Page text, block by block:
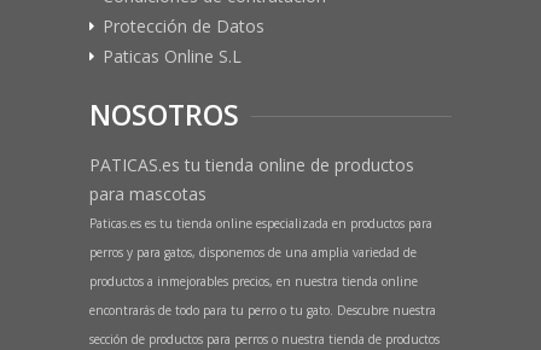
Protección de Datos
Paticas Online S.L
NOSOTROS
PATICAS.es tu tienda online de productos
para mascotas
Paticas.es es tu tienda online especializada en productos para
perros y para gatos, disponemos de una amplia variedad de
productos a inmejorables precios, en nuestra tienda online
encontrarás de todo para tu perro o tu gato. Descubre nuestra
sección de productos para perros o nuestra tienda de productos